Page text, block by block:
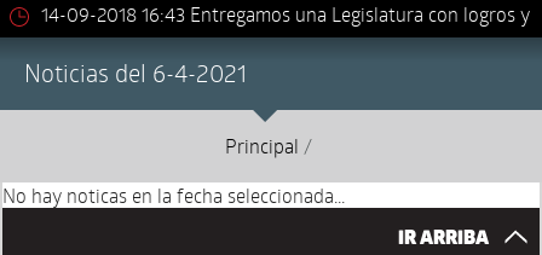
14-09-2018 16:43 Entregamos una Legislatura con logros y
Noticias del 6-4-2021
Principal /
No hay noticas en la fecha seleccionada...
IR ARRIBA